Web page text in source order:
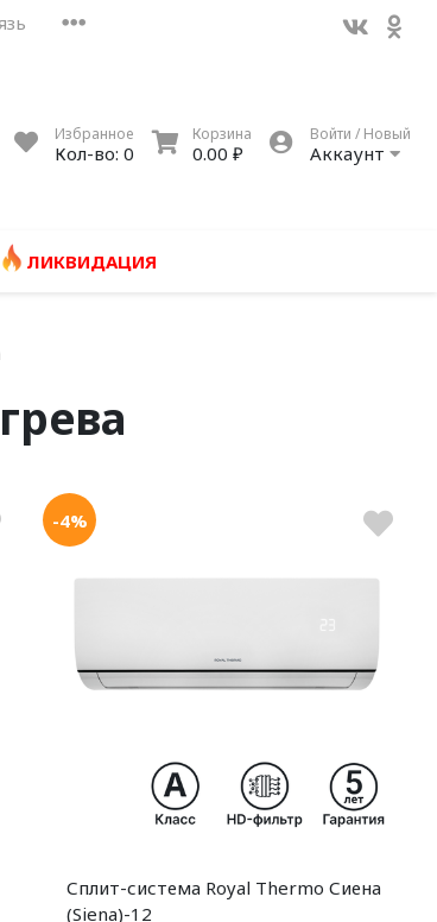
Избранное
Кол-во: 0
Корзина
0.00 ₽
Войти / Новый
Аккаунт
ЛИКВИДАЦИЯ
-4%
Сплит-система Royal Thermo Сиена
(Siena)-12